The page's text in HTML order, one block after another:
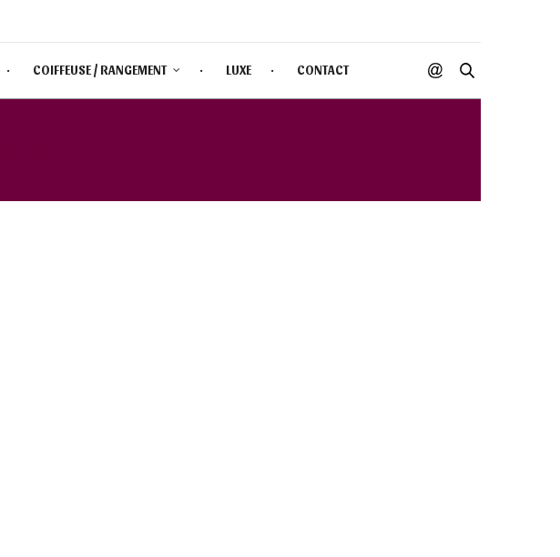
COIFFEUSE / RANGEMENT LUXE CONTACT